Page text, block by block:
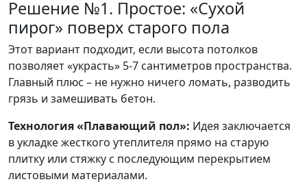
Решение №1. Простое: «Сухой
пирог» поверх старого пола
Этот вариант подходит, если высота потолков
позволяет «украсть» 5-7 сантиметров пространства.
Главный плюс – не нужно ничего ломать, разводить
грязь и замешивать бетон.
Технология «Плавающий пол»: Идея заключается
в укладке жесткого утеплителя прямо на старую
плитку или стяжку с последующим перекрытием
листовыми материалами.